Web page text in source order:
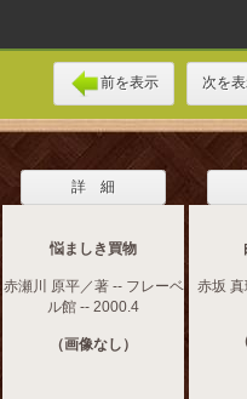
前を表示 次を
詳 細
悩ましき買物
赤瀬川 原平／著 -- フレーベ
ル館 -- 2000.4
（画像なし）
赤坂